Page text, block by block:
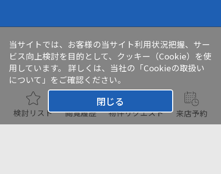
検討リスト 閲覧履歴 物件リクエスト 来店予約
当サイトでは、お客様の当サイト利用状況把握、サー
ビス向上検討を目的として、クッキー（Cookie）を使
用しています。 詳しくは、当社の 「Cookieの取扱い
について」 をご確認ください。
閉じる